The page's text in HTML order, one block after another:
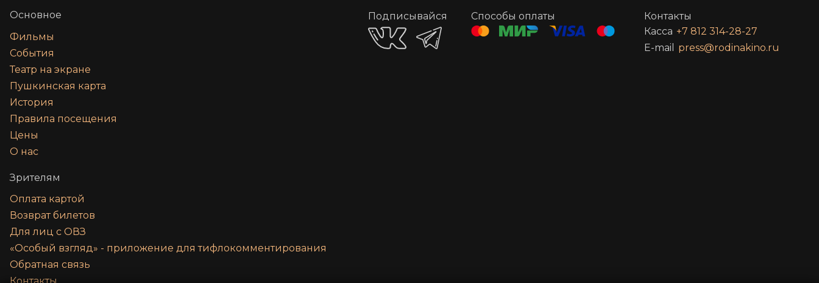
Основное
Фильмы
События
Театр на экране
Пушкинская карта
История
Правила посещения
Цены
О нас
Зрителям
Оплата картой
Возврат билетов
Для лиц с ОВЗ
«‎Особый взгляд» - приложение для тифлокомментирования
Обратная связь
Подписывайся Способы оплаты
Контакты
Касса +7 812 314-28-27
E-mail
press@rodinakino.ru